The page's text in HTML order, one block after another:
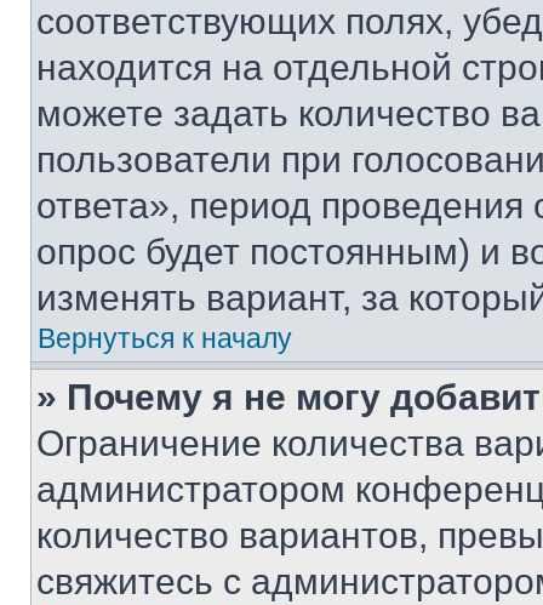
соответствующих полях,
находится на отдельной
можете задать количество
пользователи при
ответа», период проведения
опрос будет постоянным) и
изменять вариант, за
Вернуться к началу
» Почему я не могу
Ограничение количества
администратором
количество вариантов,
свяжитесь с